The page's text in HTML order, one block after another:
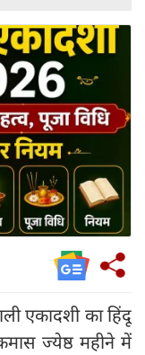
एकादशी का हिंदू
ज्येष्ठ महीने में